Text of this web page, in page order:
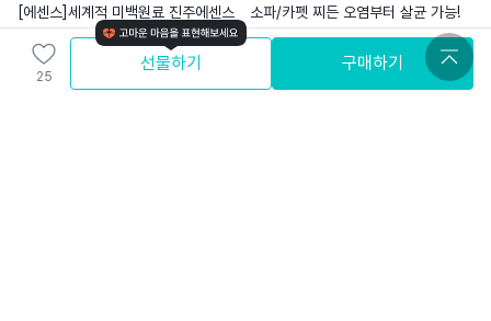
[에센스]세계적 미백원료 진주에센스
더마네이처코스메틱(주)
4.6
소파/카펫 찌든 오염부터 살균 가능!
스팀청소기
25
선물하기 구매하기